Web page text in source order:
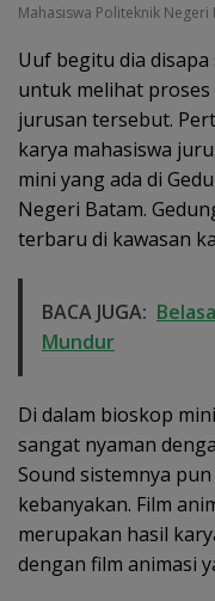
Mahasiswa Politeknik
Uuf begitu dia
untuk melihat proses
jurusan tersebut.
karya mahasiswa
mini yang ada di
Negeri Batam.
terbaru di kawasan
BACA JUGA:
Mundur
Di dalam bioskop
sangat nyaman
Sound sistemnya
kebanyakan. Film
merupakan hasil
dengan film animasi